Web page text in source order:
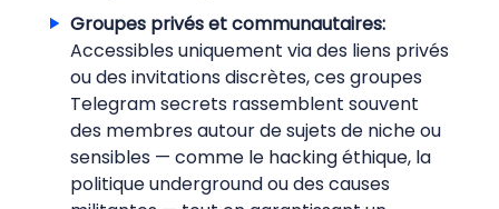
Groupes privés et communautaires:
Accessibles uniquement via des liens privés
ou des invitations discrètes, ces groupes
Telegram secrets rassemblent souvent
des membres autour de sujets de niche ou
sensibles — comme le hacking éthique, la
politique underground ou des causes